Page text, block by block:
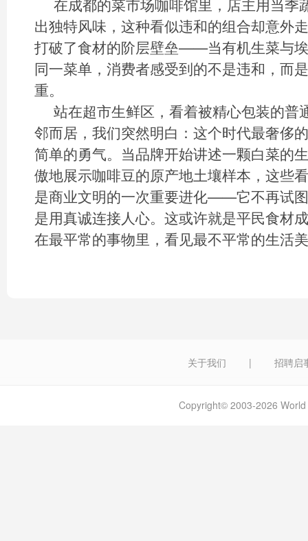
在成都的菜市场咖啡馆里，店主用当季
出独特风味，这种看似违和的组合却意外
打破了食材的阶层壁垒——当有机生菜与
同一菜单，消费者感受到的不是违和，而
重。
站在超市生鲜区，看着被精心包装的普
邻而居，我们突然明白：这个时代最奢侈
简单的勇气。当品牌开始讲述一颗白菜的
傲地展示咖啡豆的原产地土壤样本，这些
是商业文明的一次重要进化——它不再试
是用真诚连接人心。这或许就是平民食材
在最平常的事物里，看见最不平常的生活
关于我们 | 招聘启
Copyright© 2003-2026